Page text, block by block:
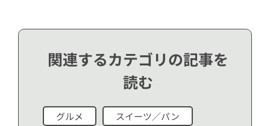
関連するカテゴリの記事を
読む
グルメ スイーツ／パン